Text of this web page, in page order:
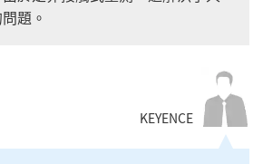
題。
KEYENCE